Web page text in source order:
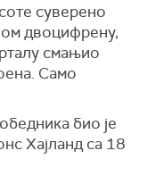
суверено
двоцифрену,
смањио
Само
био је
Хајланд са 18